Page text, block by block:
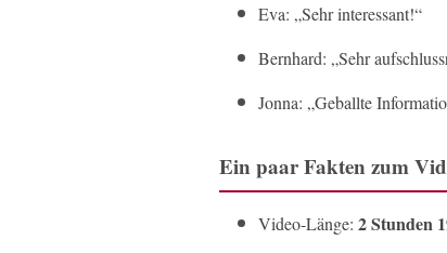
Eva: „Sehr interessant!“
Bernhard: „Sehr
Jonna: „Geballte
Ein paar Fakten zum
Video-Länge: 2Stunden